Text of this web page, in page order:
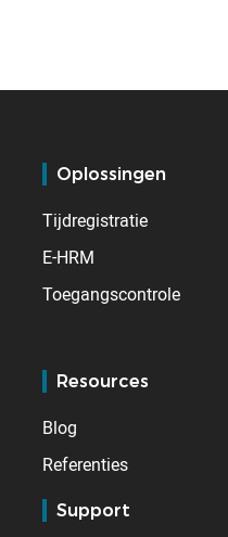
Oplossingen
Tijdregistratie
E-HRM
Toegangscontrole
Resources
Blog
Referenties
Support